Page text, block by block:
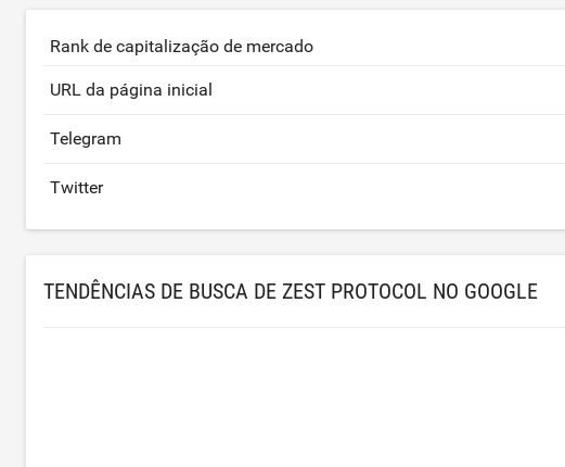
Rank de capitalização de mercado
URL da página inicial
Telegram
Twitter
TENDÊNCIAS DE BUSCA DE ZEST PROTOCOL NO GOOGLE